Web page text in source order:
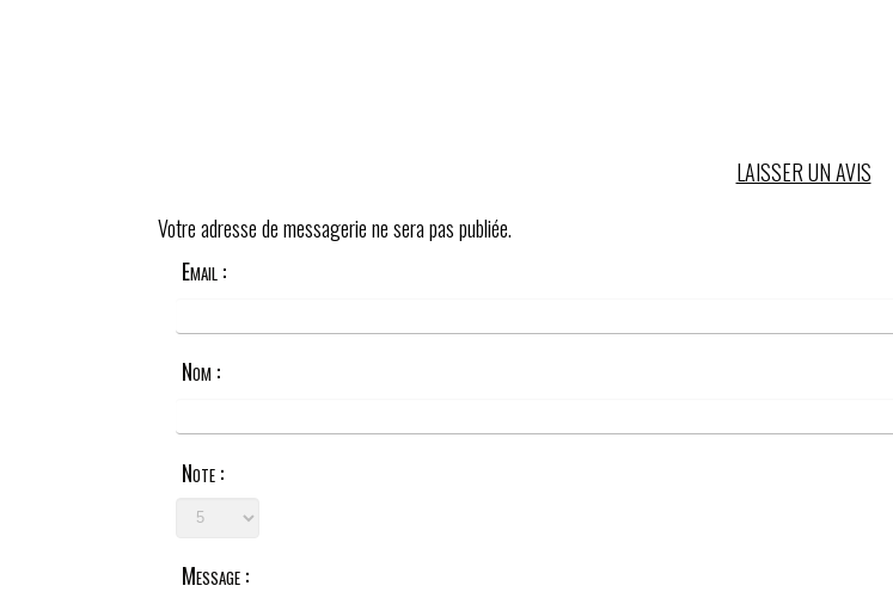
LAISSER UN AVIS
Votre adresse de messagerie ne sera pas publiée.
Email :
Nom :
Note :
Message :